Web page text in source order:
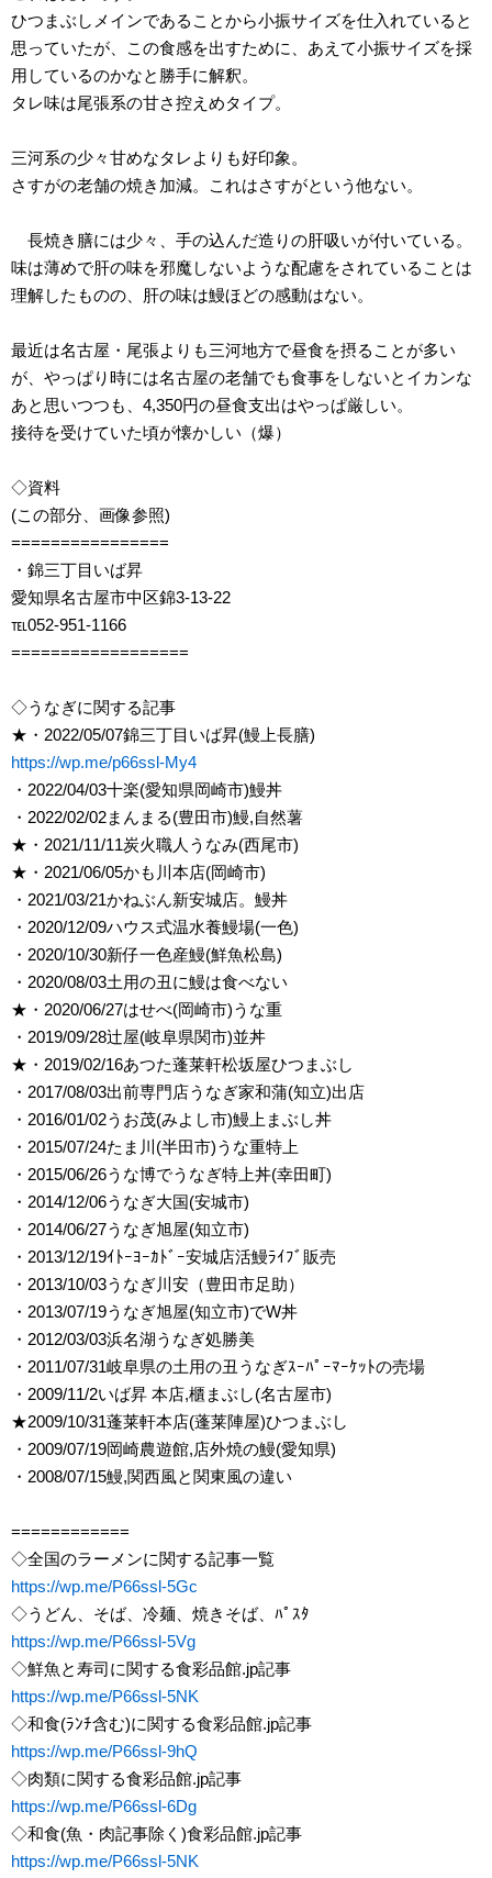
ひつまぶしメインであることから小振サイズを仕入れていると
思っていたが、この食感を出すために、あえて小振サイズを採
用しているのかなと勝手に解釈。
タレ味は尾張系の甘さ控えめタイプ。
三河系の少々甘めなタレよりも好印象。
さすがの老舗の焼き加減。これはさすがという他ない。
長焼き膳には少々、手の込んだ造りの肝吸いが付いている。
味は薄めで肝の味を邪魔しないような配慮をされていることは
理解したものの、肝の味は鰻ほどの感動はない。
最近は名古屋・尾張よりも三河地方で昼食を摂ることが多い
が、やっぱり時には名古屋の老舗でも食事をしないとイカンな
あと思いつつも、4,350円の昼食支出はやっぱ厳しい。
接待を受けていた頃が懐かしい（爆）
◇資料
(この部分、画像参照)
================
・錦三丁目いば昇
愛知県名古屋市中区錦3-13-22
℡052-951-1166
==================
◇うなぎに関する記事
★・2022/05/07錦三丁目いば昇(鰻上長膳)
https://wp.me/p66ssl-My4
・2022/04/03十楽(愛知県岡崎市)鰻丼
・2022/02/02まんまる(豊田市)鰻,自然薯
★・2021/11/11炭火職人うなみ(西尾市)
★・2021/06/05かも川本店(岡崎市)
・2021/03/21かねぶん新安城店。鰻丼
・2020/12/09ハウス式温水養鰻場(一色)
・2020/10/30新仔一色産鰻(鮮魚松島)
・2020/08/03土用の丑に鰻は食べない
★・2020/06/27はせべ(岡崎市)うな重
・2019/09/28辻屋(岐阜県関市)並丼
★・2019/02/16あつた蓬莱軒松坂屋ひつまぶし
・2017/08/03出前専門店うなぎ家和蒲(知立)出店
・2016/01/02うお茂(みよし市)鰻上まぶし丼
・2015/07/24たま川(半田市)うな重特上
・2015/06/26うな博でうなぎ特上丼(幸田町)
・2014/12/06うなぎ大国(安城市)
・2014/06/27うなぎ旭屋(知立市)
・2013/12/19ｲﾄｰﾖｰｶﾄﾞｰ安城店活鰻ﾗｲﾌﾞ販売
・2013/10/03うなぎ川安（豊田市足助）
・2013/07/19うなぎ旭屋(知立市)でW丼
・2012/03/03浜名湖うなぎ処勝美
・2011/07/31岐阜県の土用の丑うなぎｽｰﾊﾟｰﾏｰｹｯﾄの売場
・2009/11/2いば昇 本店,櫃まぶし(名古屋市)
★2009/10/31蓬莱軒本店(蓬莱陣屋)ひつまぶし
・2009/07/19岡崎農遊館,店外焼の鰻(愛知県)
・2008/07/15鰻,関西風と関東風の違い
============
◇全国のラーメンに関する記事一覧
https://wp.me/P66ssl-5Gc
◇うどん、そば、冷麺、焼きそば、ﾊﾟｽﾀ
https://wp.me/P66ssl-5Vg
◇鮮魚と寿司に関する食彩品館.jp記事
https://wp.me/P66ssl-5NK
◇和食(ﾗﾝﾁ含む)に関する食彩品館.jp記事
https://wp.me/P66ssl-9hQ
◇肉類に関する食彩品館.jp記事
https://wp.me/P66ssl-6Dg
◇和食(魚・肉記事除く)食彩品館.jp記事
https://wp.me/P66ssl-5NK